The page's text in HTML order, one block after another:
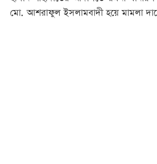
মো. আশরাফুল ইসলামবাদী হয়ে মামলা